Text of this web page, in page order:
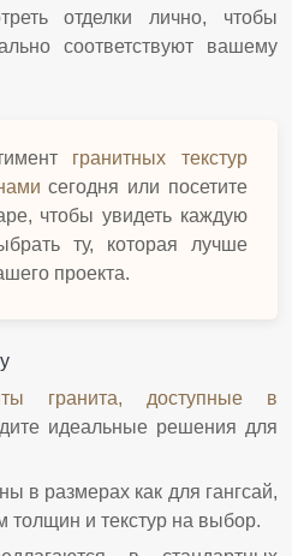
отделки лично, чтобы
соответствуют вашему
гранитных текстур
сегодня или посетите
чтобы увидеть каждую
ту, которая лучше
проекта.
гранита, доступные в
идеальные решения для
в размерах как для гангсай,
толщин и текстур на выбор.